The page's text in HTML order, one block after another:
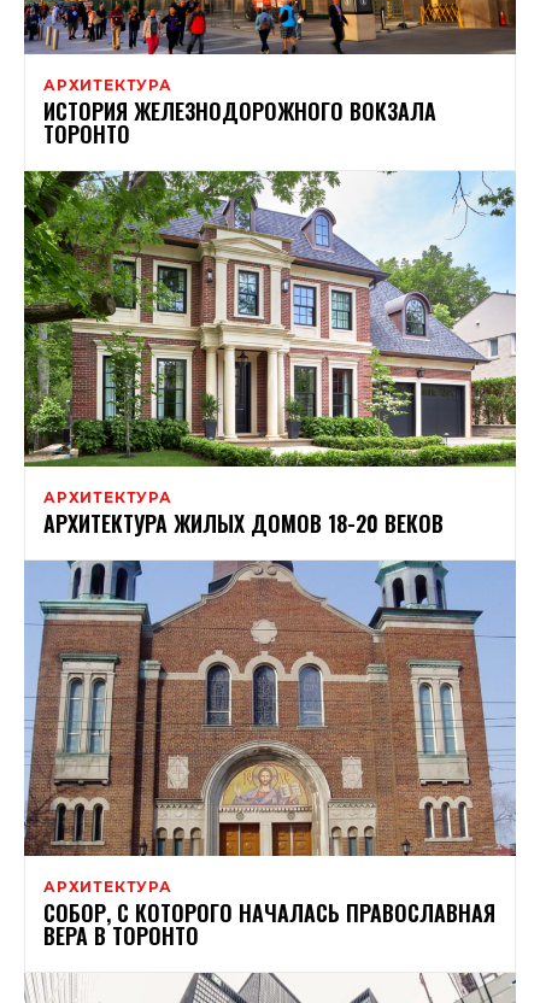
АРХИТЕКТУРА
ИСТОРИЯ ЖЕЛЕЗНОДОРОЖНОГО ВОКЗАЛА
ТОРОНТО
АРХИТЕКТУРА
АРХИТЕКТУРА ЖИЛЫХ ДОМОВ 18-20 ВЕКОВ
АРХИТЕКТУРА
СОБОР, С КОТОРОГО НАЧАЛАСЬ ПРАВОСЛАВНАЯ
ВЕРА В ТОРОНТО